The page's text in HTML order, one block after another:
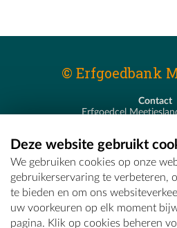
© Erfgoedbank
Contact
Erfgoedcel
T - 09 373
E -
Deze website gebruikt
We gebruiken cookies op onze
gebruikerservaring te verbeteren,
te bieden en om ons
uw voorkeuren op elk moment
pagina. Klik op cookies beheren